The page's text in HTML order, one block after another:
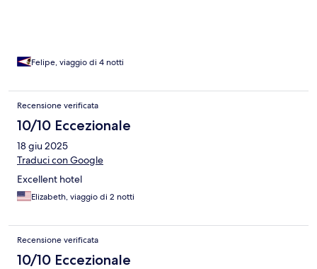
Felipe, viaggio di 4 notti
Recensione verificata
10/10 Eccezionale
18 giu 2025
Traduci con Google
Excellent hotel
Elizabeth, viaggio di 2 notti
Recensione verificata
10/10 Eccezionale